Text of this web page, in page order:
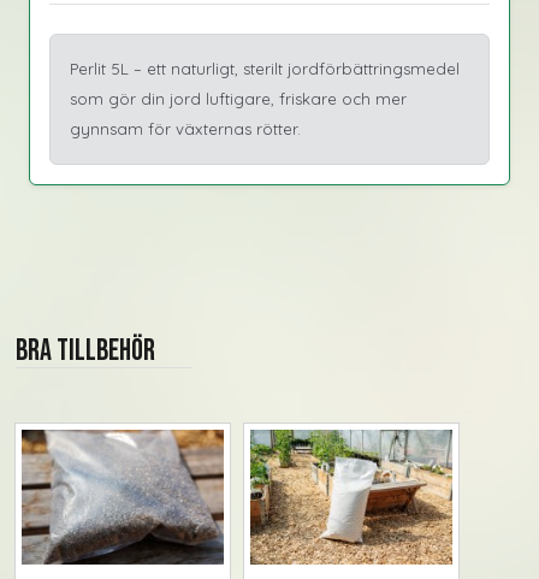
Perlit 5L – ett naturligt, sterilt jordförbättringsmedel
som gör din jord luftigare, friskare och mer
gynnsam för växternas rötter.
Bra tillbehör